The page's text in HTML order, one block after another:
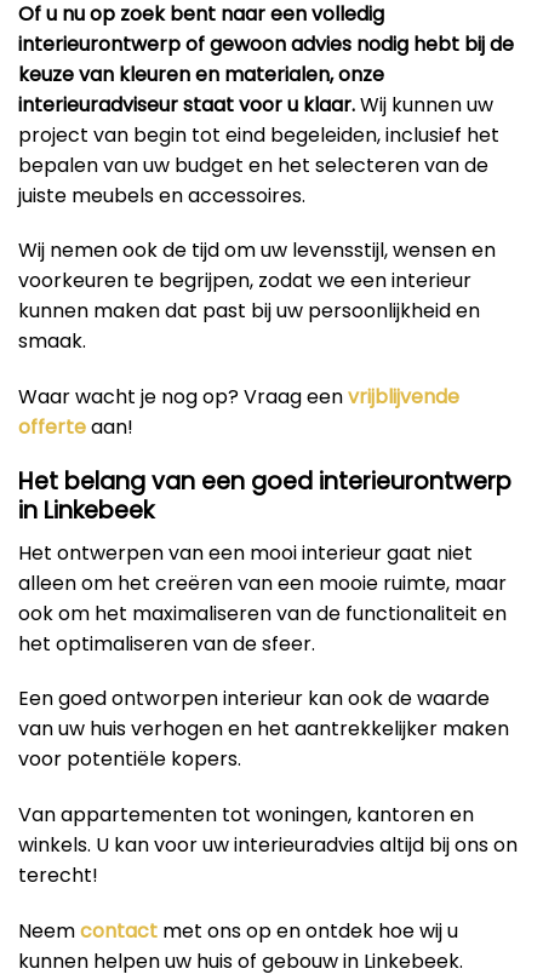
Of u nu op zoek bent naar een volledig
interieurontwerp of gewoon advies nodig hebt bij de
keuze van kleuren en materialen, onze
interieuradviseur staat voor u klaar.Wij kunnen uw
project van begin tot eind begeleiden, inclusief het
bepalen van uw budget en het selecteren van de
juiste meubels en accessoires.
Wij nemen ook de tijd om uw levensstijl, wensen en
voorkeuren te begrijpen, zodat we een interieur
kunnen maken dat past bij uw persoonlijkheid en
smaak.
Waar wacht je nog op? Vraag eenvrijblijvende
offerteaan!
Het belang van een goed interieurontwerp
in Linkebeek
Het ontwerpen van een mooi interieur gaat niet
alleen om het creëren van een mooie ruimte, maar
ook om het maximaliseren van de functionaliteit en
het optimaliseren van de sfeer.
Een goed ontworpen interieur kan ook de waarde
van uw huis verhogen en het aantrekkelijker maken
voor potentiële kopers.
Van appartementen tot woningen, kantoren en
winkels. U kan voor uw interieuradvies altijd bij ons on
terecht!
Neemcontact met ons op en ontdek hoe wij u
kunnen helpen uw huis of gebouw in Linkebeek.